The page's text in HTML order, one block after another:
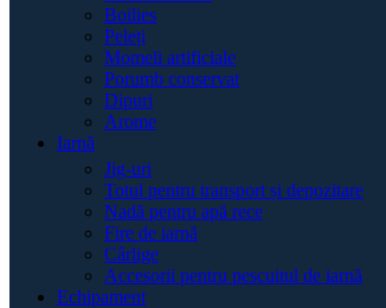
Boilies
Peleți
Momeli artificiale
Porumb conservat
Dipuri
Arome
Iarnă
Jig-uri
Totul pentru transport și depozitare
Nadă pentru apă rece
Fire de iarnă
Cârlige
Accesorii pentru pescuitul de iarnă
Echipament